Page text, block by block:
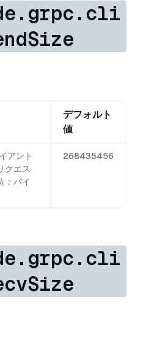
デフォルト
値
アント
クエス
：バイ
268435456